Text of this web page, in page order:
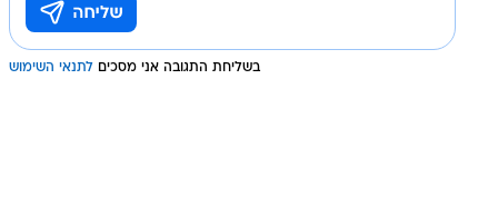
בשליחת התגובה אני מסכים לתנאי השימוש